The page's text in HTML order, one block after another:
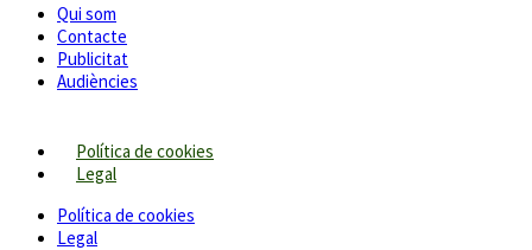
Qui som
Contacte
Publicitat
Audiències
Política de cookies
Legal
Política de cookies
Legal